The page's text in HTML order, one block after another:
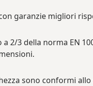
garanzie migliori
2/3 della norma EN
sono conformi